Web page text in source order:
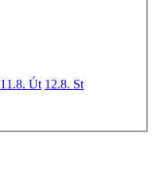
11.8. Út 12.8. St